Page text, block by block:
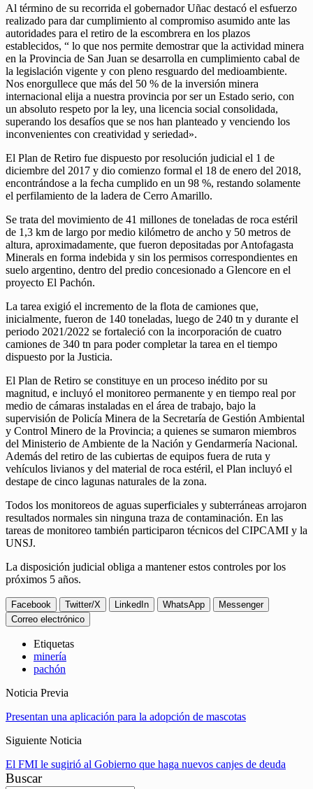
Al término de su recorrida el gobernador Uñac destacó el esfuerzo
realizado para dar cumplimiento al compromiso asumido ante las
autoridades para el retiro de la escombrera en los plazos
establecidos, “ lo que nos permite demostrar que la actividad minera
en la Provincia de San Juan se desarrolla en cumplimiento cabal de
la legislación vigente y con pleno resguardo del medioambiente.
Nos enorgullece que más del 50 % de la inversión minera
internacional elija a nuestra provincia por ser un Estado serio, con
un absoluto respeto por la ley, una licencia social consolidada,
superando los desafíos que se nos han planteado y venciendo los
inconvenientes con creatividad y seriedad».
El Plan de Retiro fue dispuesto por resolución judicial el 1 de
diciembre del 2017 y dio comienzo formal el 18 de enero del 2018,
encontrándose a la fecha cumplido en un 98 %, restando solamente
el perfilamiento de la ladera de Cerro Amarillo.
Se trata del movimiento de 41 millones de toneladas de roca estéril
de 1,3 km de largo por medio kilómetro de ancho y 50 metros de
altura, aproximadamente, que fueron depositadas por Antofagasta
Minerals en forma indebida y sin los permisos correspondientes en
suelo argentino, dentro del predio concesionado a Glencore en el
proyecto El Pachón.
La tarea exigió el incremento de la flota de camiones que,
inicialmente, fueron de 140 toneladas, luego de 240 tn y durante el
periodo 2021/2022 se fortaleció con la incorporación de cuatro
camiones de 340 tn para poder completar la tarea en el tiempo
dispuesto por la Justicia.
El Plan de Retiro se constituye en un proceso inédito por su
magnitud, e incluyó el monitoreo permanente y en tiempo real por
medio de cámaras instaladas en el área de trabajo, bajo la
supervisión de Policía Minera de la Secretaría de Gestión Ambiental
y Control Minero de la Provincia; a quienes se sumaron miembros
del Ministerio de Ambiente de la Nación y Gendarmería Nacional.
Además del retiro de las cubiertas de equipos fuera de ruta y
vehículos livianos y del material de roca estéril, el Plan incluyó el
destape de cinco lagunas naturales de la zona.
Todos los monitoreos de aguas superficiales y subterráneas arrojaron
resultados normales sin ninguna traza de contaminación. En las
tareas de monitoreo también participaron técnicos del CIPCAMI y la
UNSJ.
La disposición judicial obliga a mantener estos controles por los
próximos 5 años.
Facebook Twitter/X LinkedIn WhatsApp
Messenger
Correo electrónico
Etiquetas
minería
pachón
Noticia Previa
Presentan una aplicación para la adopción de mascotas
Siguiente Noticia
El FMI le sugirió al Gobierno que haga nuevos canjes de deuda
Buscar